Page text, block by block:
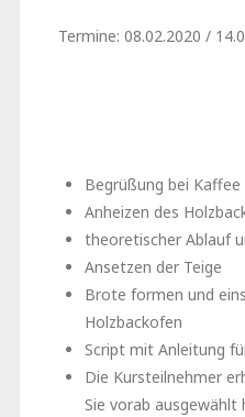
Termine: 08.02.2020 /
Begrüßung bei Kaffee
Anheizen des
theoretischer Ablauf
Ansetzen der Teige
Brote formen und
Holzbackofen
Script mit Anleitung
Die Kursteilnehmer
Sie vorab ausgewählt